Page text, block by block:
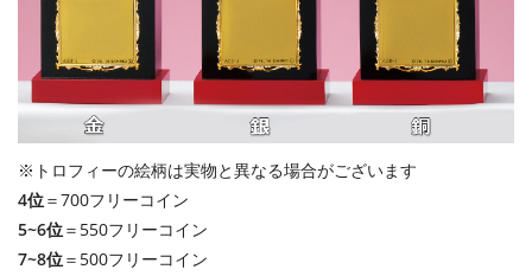
※トロフィーの絵柄は実物と異なる場合がございます
4位＝700フリーコイン
5~6位＝550フリーコイン
7~8位＝500フリーコイン